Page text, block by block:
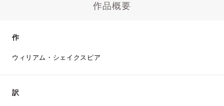
作品概要
作
ウィリアム・シェイクスピア
訳